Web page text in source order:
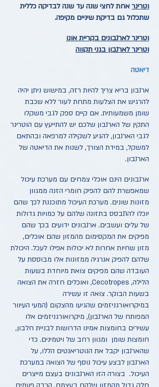
וטרינר אחת לחצי שנה עד שנה לבדיקה כללית
שתכלול גם בדיקת שיניים מקיפה.
וטרינר לארנבונים בקריית אונו
וטרינר לארנבון בגני תקווה
דיאטה
ארנבון בריא צריך להיות רזה, במישוש ניתן יהיה
להרגיש את הצלעות מתחת לעור ללא שכבת
שומן משמעותית. אם קיים ספק לגבי משקלו
התקין של הארנבון שלכם יש להתייעץ עם הוטרינר
לגבי הארנבון, להגיע לשקילה למרפאה ובהתאם
למשקל, במידת הצורך, לשנות את הדיאטה של
הארנבון.
ארנבונים הינם אוכלי צמחים עם מערכת עיכול
שמאפשרת להם להפיק חומרי הזנה ממגוון
מזונות שונים. מערכת העיכול מתוכננת לכך שהם
יוכלו להתבסס בתזונה שלהם על כמויות גדולות
של עלים ועשבים. ארנבונים ידועים בכך שהם
מפיקים את המקסימום מהמזון שהם אוכלים,
מזון שחיות אחרות לא יכולות אפילו לעכל. היכולת
שלהם להפיק אנרגיה ממזונות אלו מבוססת על
העובדה שהם מפיקים צואת מיוחדת בשעות
הלילה, Cecotropes, ואוכלים חזרה את הצואה
בשעות הבוקר. צואה זו עשירה
במיקרואורגניזמים שהגיעו מהצקום (המעי העיוור
המפותח של הארנבון), מיקרואורגניזמים אלו
עשירים בחומצות אמינו הדרושות לבניית חלבון,
חומצות שומן ומגוון רחב של ויטמינים. כדי
שהארנבון יקבל את הנוטריאנטים הללו, על
הארנבון לבצע עיכול נוסף של הצואה במערכת
העיכול. בצורה הזו הארנבונים בעצם מייצרים